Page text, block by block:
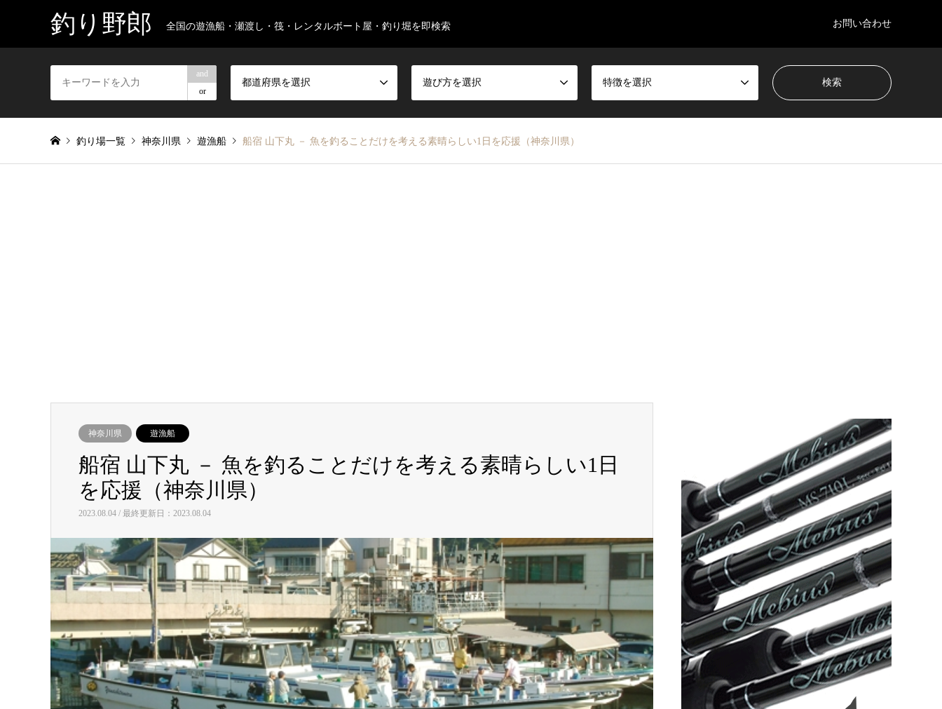
釣り野郎 全国の遊漁船・瀬渡し・筏・レンタルボート屋・釣り堀を即検索 お問い合わせ
and
or
都道府県を選択 遊び方を選択 特徴を選択
釣り場一覧 神奈川県 遊漁船 船宿 山下丸 － 魚を釣ることだけを考える素晴らしい1日を応援（神奈川県）
神奈川県 遊漁船
船宿 山下丸 － 魚を釣ることだけを考える素晴らしい1日
を応援（神奈川県）
2023.08.04 / 最終更新日：2023.08.04